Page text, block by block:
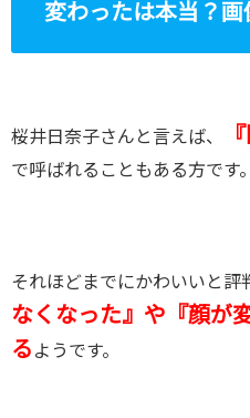
変わったは本当？画
桜井日奈子さんと言えば、
で呼ばれることもある方です。
それほどまでにかわいいと評
なくなった』や『顔が
る ようです。